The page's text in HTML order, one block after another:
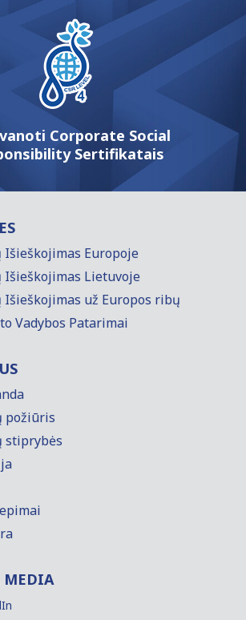
Corporate Social
Sertifikatais
Išieškojimas Europoje
Išieškojimas Lietuvoje
Išieškojimas už Europos ribų
Vadybos Patarimai
požiūris
stiprybės
MEDIA